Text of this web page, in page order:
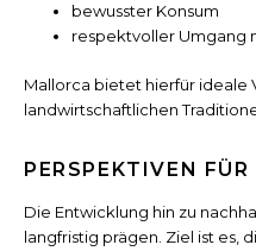
bewusster Konsum
respektvoller Umgang
Mallorca bietet hierfür ideale
landwirtschaftlichen
PERSPEKTIVEN
Die Entwicklung hin zu
langfristig prägen. Ziel ist es,